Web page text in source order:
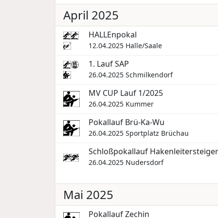
April 2025
HALLEnpokal
12.04.2025 Halle/Saale
1. Lauf SAP
26.04.2025 Schmilkendorf
MV CUP Lauf 1/2025
26.04.2025 Kummer
Pokallauf Brü-Ka-Wu
26.04.2025 Sportplatz Brüchau
Schloßpokallauf
26.04.2025 Nudersdorf
Mai 2025
Pokallauf Zechin